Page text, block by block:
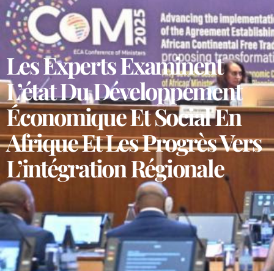
Les Experts Examinent
L’état Du Développement
Économique Et Social En
Afrique Et Les Progrès Vers
L’intégration Régionale